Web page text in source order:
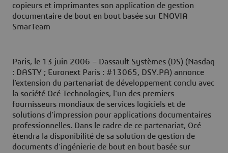
copieurs et imprimantes son application de gestion
documentaire de bout en bout basée sur ENOVIA
SmarTeam
Paris, le 13 juin 2006 – Dassault Systèmes (DS) (Nasdaq
: DASTY ; Euronext Paris : #13065, DSY.PA) annonce
l’extension du partenariat de développement conclu avec
la société Océ Technologies, l’un des premiers
fournisseurs mondiaux de services logiciels et de
solutions d’impression pour applications documentaires
professionnelles. Dans le cadre de ce partenariat, Océ
étendra la disponibilité de sa solution de gestion de
documents d’ingénierie de bout en bout basée sur